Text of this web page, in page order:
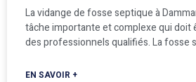
La vidange de fosse septique à
tâche importante et complexe qui
des professionnels qualifiés. La fosse
EN SAVOIR +